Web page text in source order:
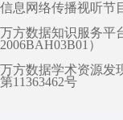
信息网络传播视听节
万方数据知识服务平
2006BAH03B01）
万方数据学术资源发
第11363462号